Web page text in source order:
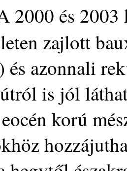
2000 és 2003
zajlott
és azonnali
is jól
korú